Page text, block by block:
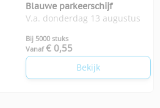
Blauwe parkeerschijf
V.a. donderdag 13 augustus
Bij 5000 stuks
Vanaf € 0,55
Bekijk